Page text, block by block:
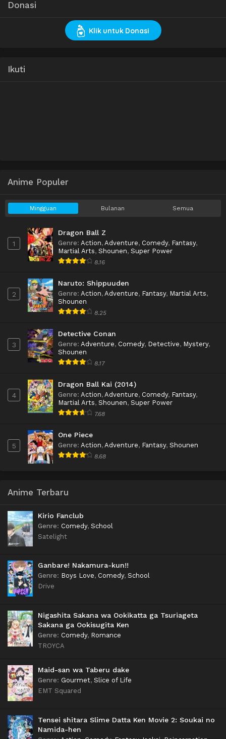
Donasi
Klik untuk Donasi
Ikuti
Anime Populer
Mingguan Bulanan Semua
1
Dragon Ball Z
Genre: Action, Adventure, Comedy, Fantasy,
Martial Arts, Shounen, Super Power
8.16
2
Naruto: Shippuuden
Genre: Action, Adventure, Fantasy, Martial Arts,
Shounen
8.25
3
Detective Conan
Genre: Adventure, Comedy, Detective, Mystery,
Shounen
8.17
4
Dragon Ball Kai (2014)
Genre: Action, Adventure, Comedy, Fantasy,
Martial Arts, Shounen, Super Power
7.68
5
One Piece
Genre: Action, Adventure, Fantasy, Shounen
8.68
Anime Terbaru
Kirio Fanclub
Genre: Comedy, School
Satelight
Ganbare! Nakamura-kun!!
Genre: Boys Love, Comedy, School
Drive
Nigashita Sakana wa Ookikatta ga Tsuriageta
Sakana ga Ookisugita Ken
Genre: Comedy, Romance
TROYCA
Maid-san wa Taberu dake
Genre: Gourmet, Slice of Life
EMT Squared
Tensei shitara Slime Datta Ken Movie 2: Soukai no
Namida-hen